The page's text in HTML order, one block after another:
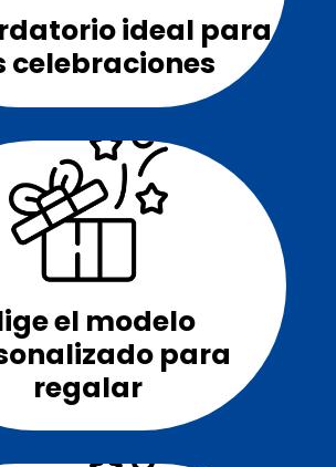
ideal para
celebraciones
el modelo
para
regalar